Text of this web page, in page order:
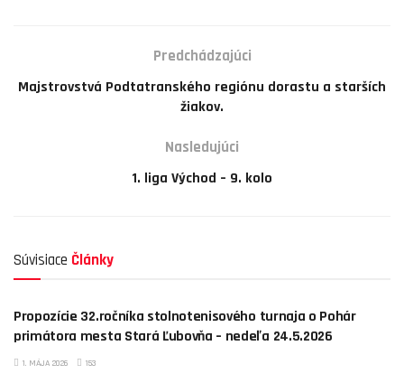
Predchádzajúci
Majstrovstvá Podtatranského regiónu dorastu a starších
žiakov.
Nasledujúci
1. liga Východ – 9. kolo
Súvisiace Články
PSTZ POPRAD
Propozície 32.ročníka stolnotenisového turnaja o Pohár
primátora mesta Stará Ľubovňa – nedeľa 24.5.2026
1. MÁJA 2026 153